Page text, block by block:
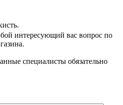
интересующий вас вопрос по
специалисты обязательно